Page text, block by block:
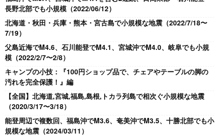
長野北部でも小規模（2022/06/12）
北海道・秋田・兵庫・熊本・宮古島で小規模な地震（2022/7/18〜
7/19）
父島近海でM4.6、石川能登でM4.1、宮城沖でM4.0、岐阜でも小規
模（2022/2/7〜2/8）
キャンプの小技：『100円ショップ品で、チェアやテーブルの脚の
汚れを完全保護！』編
【全国】北海道,宮城,福島,島根,トカラ列島で相次ぐ小規模な地震
（2020/3/17〜3/18）
能登周辺で複数回、福島沖でM3.6、奄美沖でM3.5、十勝北部でも小
規模な地震（2024/03/11）